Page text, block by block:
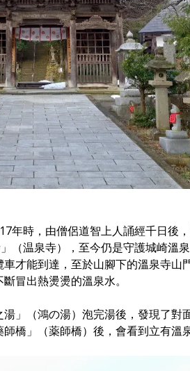
年時，由僧侶道智上人誦經千日後
（温泉寺），至今仍是守護城崎溫
才能到達，至於山腳下的溫泉寺山
冒出熱燙燙的溫泉水。
」（鴻の湯）泡完湯後，發現了對
橋」（薬師橋）後，會看到立有溫